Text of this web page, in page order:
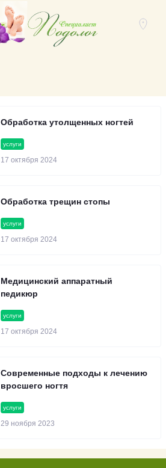
услуги
17 октября 2024
Обработка утолщенных ногтей
услуги
17 октября 2024
Обработка трещин стопы
услуги
17 октября 2024
Медицинский аппаратный
педикюр
услуги
29 ноября 2023
Современные подходы к лечению
вросшего ногтя